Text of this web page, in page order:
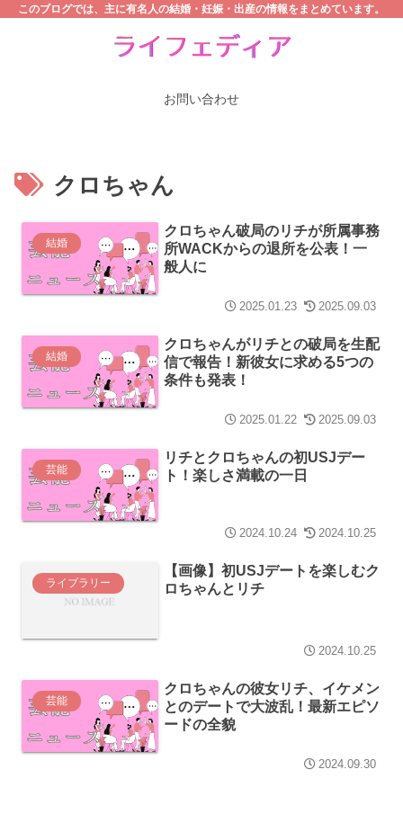
このブログでは、主に有名人の結婚・妊娠・出産の情報をまとめています。
お問い合わせ
クロちゃん
結婚
クロちゃん破局のリチが所属事務
所WACKからの退所を公表！一
般人に
2025.01.23 2025.09.03
結婚
クロちゃんがリチとの破局を生配
信で報告！新彼女に求める5つの
条件も発表！
2025.01.22 2025.09.03
芸能
リチとクロちゃんの初USJデー
ト！楽しさ満載の一日
2024.10.24 2024.10.25
ライブラリー
【画像】初USJデートを楽しむク
ロちゃんとリチ
2024.10.25
芸能
クロちゃんの彼女リチ、イケメン
とのデートで大波乱！最新エピソ
ードの全貌
2024.09.30